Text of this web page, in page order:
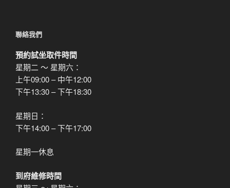
聯絡我們
預約試坐取件時間
星期二 ～ 星期六：
上午09:00 – 中午12:00
下午13:30 – 下午18:30
星期日：
下午14:00 – 下午17:00
星期一休息
到府維修時間